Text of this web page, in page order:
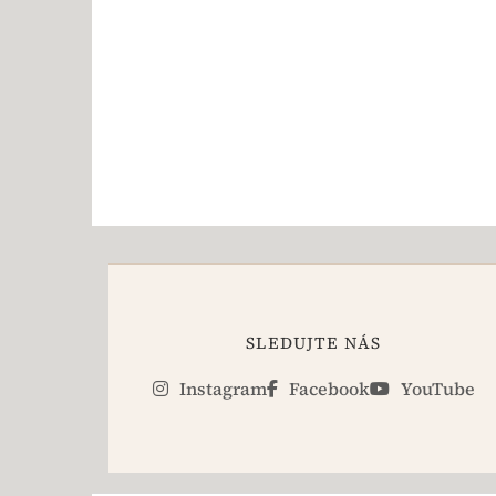
SLEDUJTE NÁS
Instagram Facebook YouTube